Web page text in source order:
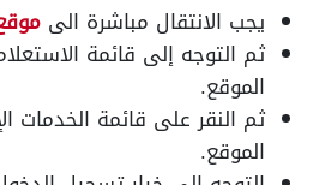
يجب الانتقال مباشرة الى
ثم التوجه إلى قائمة
الموقع.
ثم النقر على قائمة الخدمات
الموقع.